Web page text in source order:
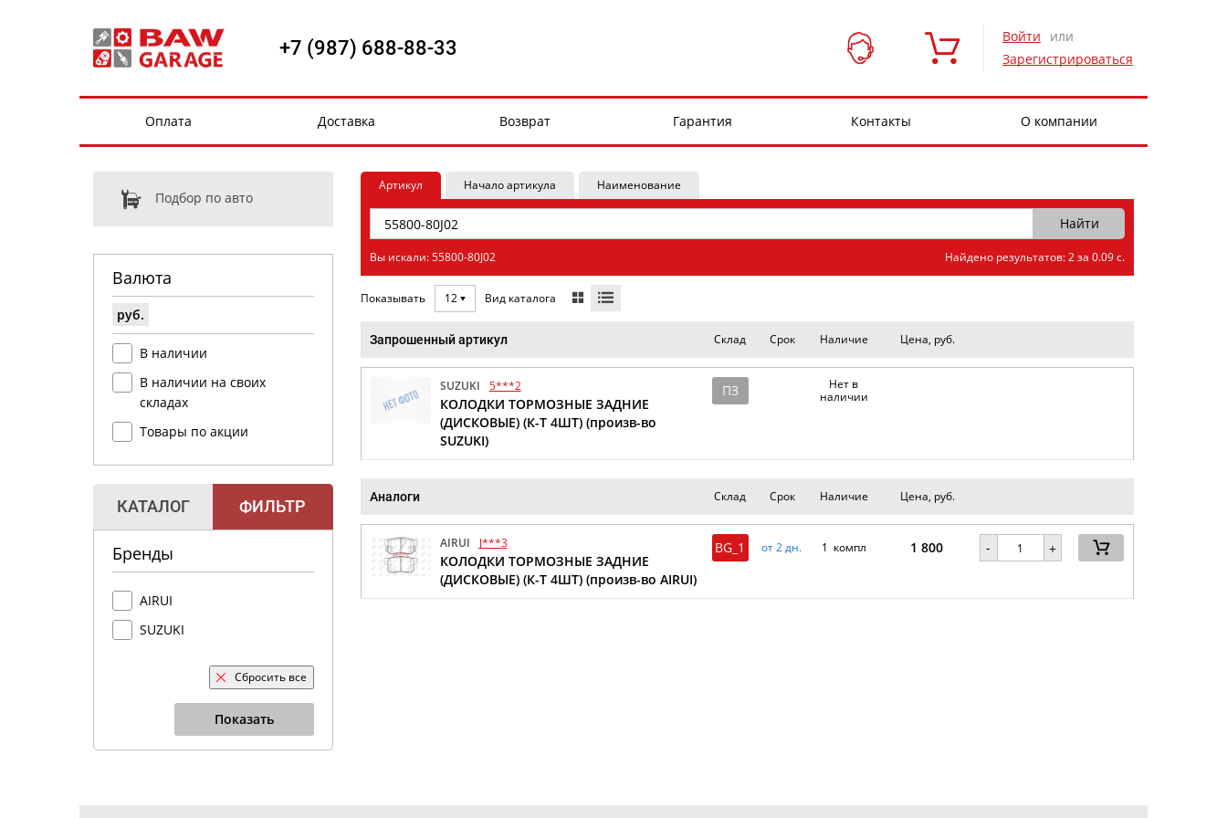
+7 (987) 688-88-33 Войти
или
Зарегистрироваться
Оплата Доставка Возврат Гарантия Контакты О компании
Подбор по авто
Валюта
руб.
В наличии
В наличии на своих
складах
Товары по акции
КАТАЛОГ ФИЛЬТР
Бренды
AIRUI
SUZUKI
Сбросить все
Показать
Артикул Начало артикула Наименование
Вы искали: 55800-80J02 Найдено результатов: 2 за 0.09 с.
Показывать 12 Вид каталога
Запрошенный артикул Склад Срок Наличие Цена, руб.
SUZUKI 5***2
КОЛОДКИ ТОРМОЗНЫЕ ЗАДНИЕ
(ДИСКОВЫЕ) (К-Т 4ШТ) (произв-во
SUZUKI)
ПЗ
Нет в
наличии
Аналоги Склад Срок Наличие Цена, руб.
AIRUI J***3
КОЛОДКИ ТОРМОЗНЫЕ ЗАДНИЕ
(ДИСКОВЫЕ) (К-Т 4ШТ) (произв-во AIRUI)
BG_1 от 2 дн. 1 компл 1 800 - +